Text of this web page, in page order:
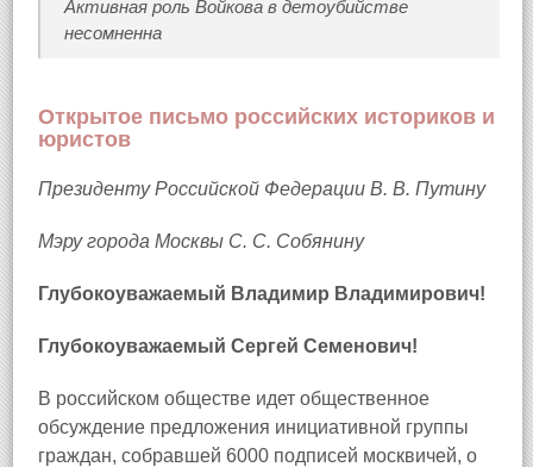
Активная роль Войкова в детоубийстве
несомненна
Открытое письмо российских историков и
юристов
Президенту Российской Федерации В. В. Путину
Мэру города Москвы С. С. Собянину
Глубокоуважаемый Владимир Владимирович!
Глубокоуважаемый Сергей Семенович!
В российском обществе идет общественное
обсуждение предложения инициативной группы
граждан, собравшей 6000 подписей москвичей, о